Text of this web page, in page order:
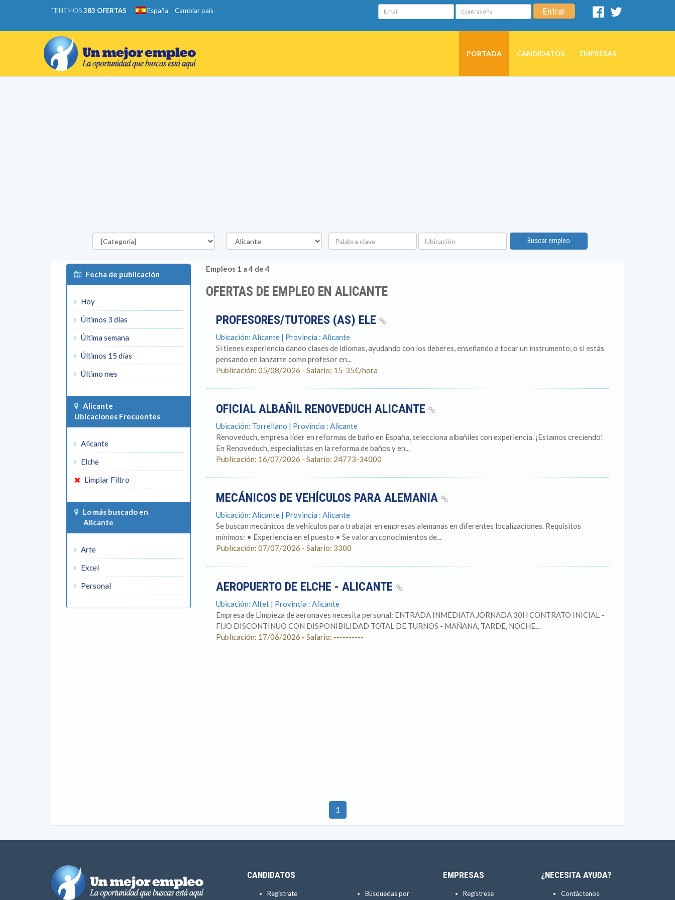
TENEMOS383 OFERTAS España Cambiar país Email Contraseña Entrar
Facebook
PORTADA CANDIDATOS EMPRESAS
Categorías Provincia
Palabra
clave
Ubicación
Buscar empleo
Fecha de publicación
Hoy
Últimos 3 días
Última semana
Últimos 15 días
Último mes
Alicante
Ubicaciones Frecuentes
Alicante
Elche
Limpiar Filtro
Lo más buscado en
Alicante
Arte
Excel
Personal
Empleos 1 a 4 de 4
OFERTAS DE EMPLEO EN ALICANTE
PROFESORES/TUTORES (AS) ELE
Ubicación: Alicante | Provincia : Alicante
Si tienes experiencia dando clases de idiomas, ayudando con los deberes, enseñando a tocar un instrumento, o si estás
pensando en lanzarte como profesor en...
Publicación: 05/08/2026 - Salario: 15-35€/hora
OFICIAL ALBAÑIL RENOVEDUCH ALICANTE
Ubicación: Torrellano | Provincia : Alicante
Renoveduch, empresa líder en reformas de baño en España, selecciona albañiles con experiencia. ¡Estamos creciendo!
En Renoveduch, especialistas en la reforma de baños y en...
Publicación: 16/07/2026 - Salario: 24773-34000
MECÁNICOS DE VEHÍCULOS PARA ALEMANIA
Ubicación: Alicante | Provincia : Alicante
Se buscan mecánicos de vehículos para trabajar en empresas alemanas en diferentes localizaciones. Requisitos
mínimos: • Experiencia en el puesto • Se valoran conocimientos de...
Publicación: 07/07/2026 - Salario: 3300
AEROPUERTO DE ELCHE - ALICANTE
Ubicación: Altet | Provincia : Alicante
Empresa de Limpieza de aeronaves necesita personal: ENTRADA INMEDIATA JORNADA 30H CONTRATO INICIAL -
FIJO DISCONTINUO CON DISPONIBILIDAD TOTAL DE TURNOS - MAÑANA, TARDE, NOCHE...
Publicación: 17/06/2026 - Salario: ----------
1
CANDIDATOS
Regístrate
Búsquedas por
EMPRESAS
Regístrese
¿NECESITA AYUDA?
Contáctenos